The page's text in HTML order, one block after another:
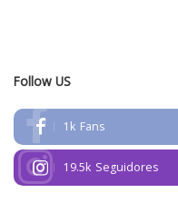
Follow US
1k Fans
19.5k Seguidores